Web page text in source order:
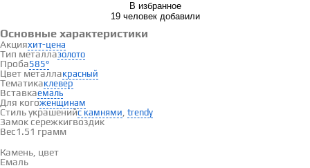
В избранное
19 человек добавили
Основные характеристики
Акцияхит-цена
Тип металлазолото
Проба585°
Цвет металлакрасный
Тематикаклевер
Вставкаемаль
Для когоженщинам
Стиль украшенийс камнями trendy
Замок сережкигвоздик
Вес1.51 грамм
Вставки
Камень, цвет
Емаль